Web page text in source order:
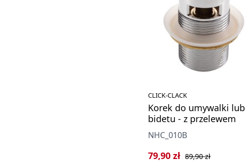
CLICK-CLACK
Korek do umywalki lub
bidetu - z przelewem
NHC_010B
Cena sprzedaży:
79,90 zł Cena regularna:
89,90 zł